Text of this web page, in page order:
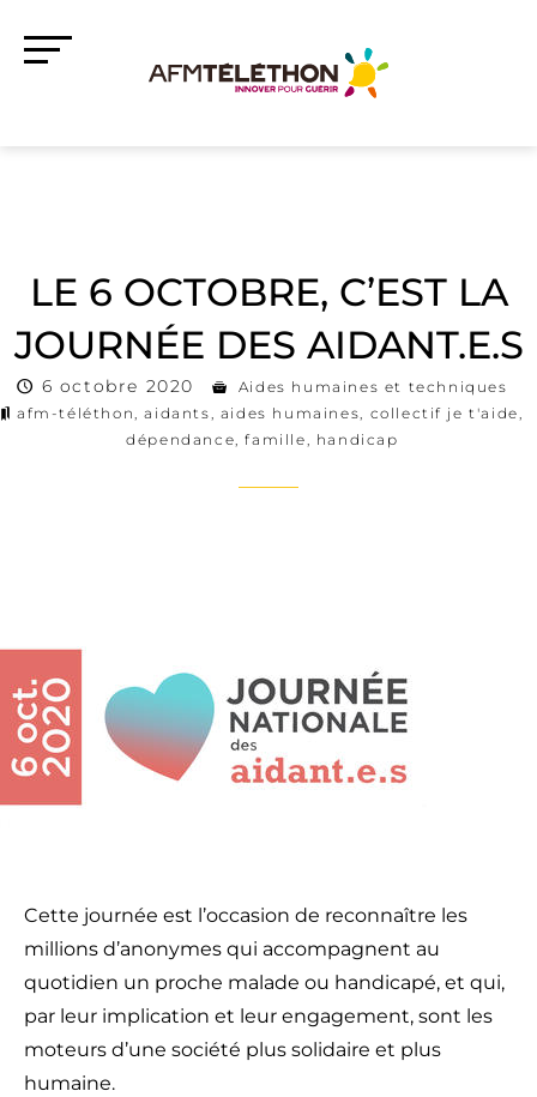
LE 6 OCTOBRE, C’EST LA
JOURNÉE DES AIDANT.E.S
6 octobre 2020
Aides humaines et techniques
afm-téléthon,aidants, aides humaines, collectif je t'aide,
dépendance,famille, handicap
Cette journée est l’occasion de reconnaître les
millions d’anonymes qui accompagnent au
quotidien un proche malade ou handicapé, et qui,
par leur implication et leur engagement, sont les
moteurs d’une société plus solidaire et plus
humaine.